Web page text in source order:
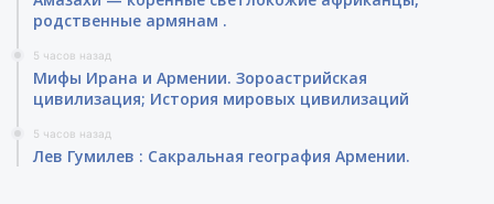
родственные армянам .
5 часов назад
Мифы Ирана и Армении. Зороастрийская
цивилизация; История мировых цивилизаций
5 часов назад
Лев Гумилев : Сакральная география Армении.